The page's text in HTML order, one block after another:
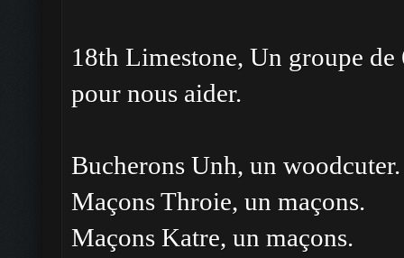
18th Limestone, Un groupe
pour nous aider.
Bucherons Unh, un woodcuter.
Maçons Throie, un maçons.
Maçons Katre, un maçons.